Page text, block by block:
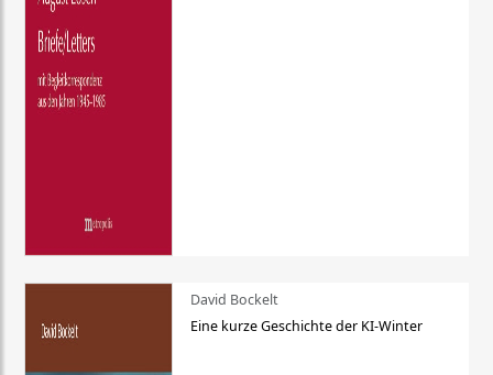
David Bockelt
Eine kurze Geschichte der KI-Winter